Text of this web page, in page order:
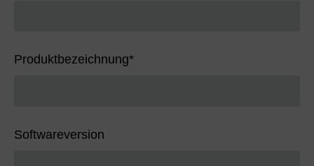
Produktbezeichnung*
Softwareversion